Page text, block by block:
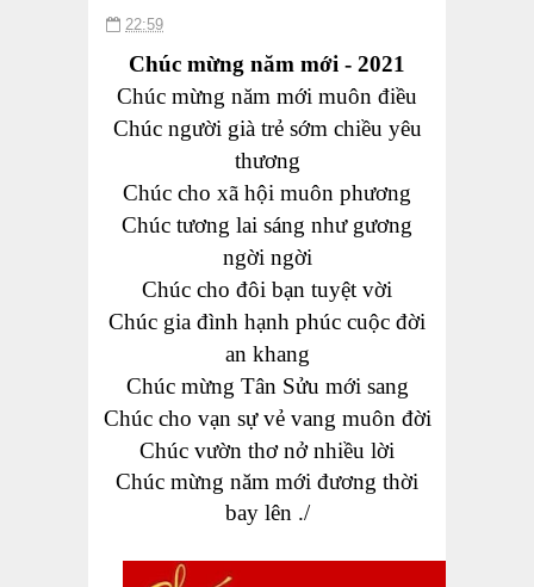
22:59
Chúc mừng năm mới - 2021
Chúc mừng năm mới muôn điều
Chúc người già trẻ sớm chiều yêu
thương
Chúc cho xã hội muôn phương
Chúc tương lai sáng như gương
ngời ngời
Chúc cho đôi bạn tuyệt vời
Chúc gia đình hạnh phúc cuộc đời
an khang
Chúc mừng Tân Sửu mới sang
Chúccho vạn sự vẻ vang muôn đời
Chúc vườn thơnở nhiều lời
Chúc mừng năm mới đương thời
bay lên ./